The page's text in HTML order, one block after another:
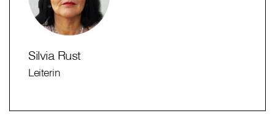
Silvia Rust
Leiterin